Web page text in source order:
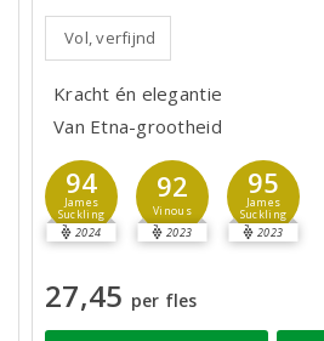
Vol, verfijnd
Kracht én elegantie
Van Etna-grootheid
94
James
Suckling
2024
92
Vinous
2023
95
James
Suckling
2023
27,45 per fles